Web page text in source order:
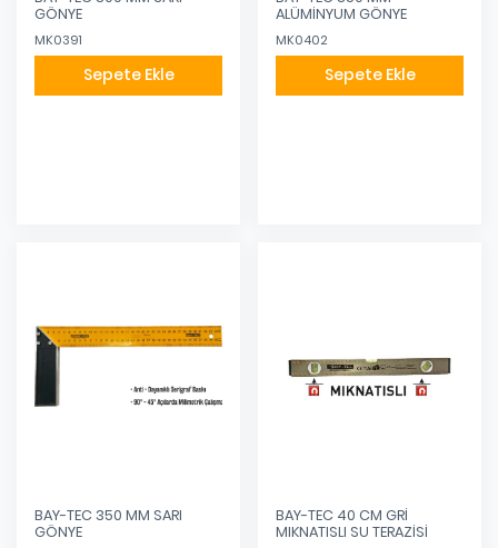
GÖNYE
MK0391
Sepete Ekle
ALÜMİNYUM GÖNYE
MK0402
Sepete Ekle
BAY-TEC 350 MM SARI
GÖNYE
BAY-TEC 40 CM GRİ
MIKNATISLI SU TERAZİSİ